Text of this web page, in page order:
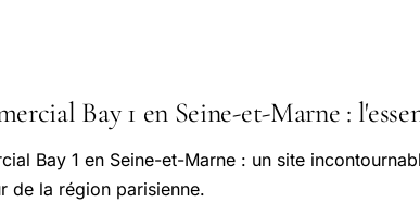
Bay 1 en Seine-et-Marne :
Bay 1 en Seine-et-Marne : un site
de la région parisienne.